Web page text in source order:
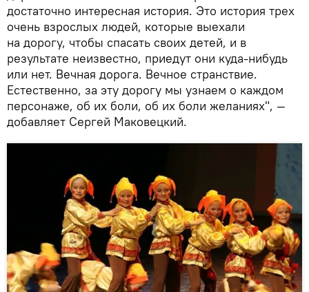
достаточно интересная история. Это история трех
очень взрослых людей, которые выехали
на дорогу, чтобы спасать своих детей, и в
результате неизвестно, приедут они куда-нибудь
или нет. Вечная дорога. Вечное странствие.
Естественно, за эту дорогу мы узнаем о каждом
персонаже, об их боли, об их боли желаниях", —
добавляет Сергей Маковецкий.